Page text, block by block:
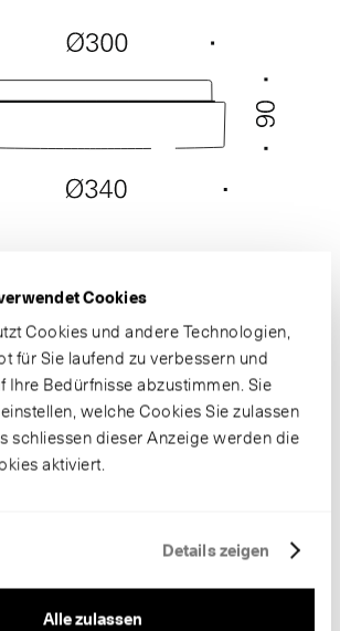
Cookies
Cookies und andere Technologien,
für Sie laufend zu verbessern und
Ihre Bedürfnisse abzustimmen. Sie
welche Cookies Sie zulassen
schliessen dieser Anzeige werden die
aktiviert.
Details zeigen
Alle zulassen
weiss ~ RAL 9003
CRI > 90
2643 lm-h